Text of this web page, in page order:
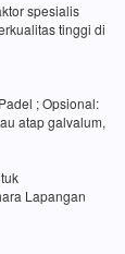
spesialis
tinggi di
; Opsional:
atap galvalum,
Lapangan